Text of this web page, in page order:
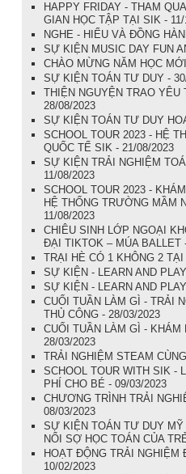
HAPPY FRIDAY - THAM
GIAN HỌC TẬP TẠI SIK - 11/
NGHE - HIỂU VÀ ĐỒNG
SỰ KIỆN MUSIC DAY FUN
CHÀO MỪNG NĂM HỌC
SỰ KIỆN TOÁN TƯ DUY -
THIỆN NGUYỆN TRAO
28/08/2023
SỰ KIỆN TOÁN TƯ DUY
SCHOOL TOUR 2023 - HỆ
QUỐC TẾ SIK - 21/08/2023
SỰ KIỆN TRẢI NGHIỆM
11/08/2023
SCHOOL TOUR 2023 -
HỆ THỐNG TRƯỜNG MẦM
11/08/2023
CHIÊU SINH LỚP NGOẠI
ĐẠI TIKTOK – MÚA BALLET
TRẠI HÈ CÓ 1 KHÔNG 2
SỰ KIỆN - LEARN AND
SỰ KIỆN - LEARN AND
CUỐI TUẦN LÀM GÌ - TRẢI
THỦ CÔNG - 28/03/2023
CUỐI TUẦN LÀM GÌ - KHÁM
28/03/2023
TRẢI NGHIỆM STEAM
SCHOOL TOUR WITH SIK -
PHÍ CHO BÉ - 09/03/2023
CHƯƠNG TRÌNH TRẢI
08/03/2023
SỰ KIỆN TOÁN TƯ DUY
NỔI SỢ HỌC TOÁN CỦA
HOẠT ĐỘNG TRẢI NGHIỆM
10/02/2023